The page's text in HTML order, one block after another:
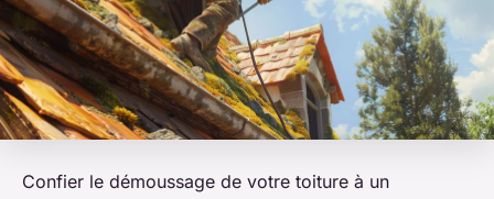
Confier le démoussage de votre toiture à un